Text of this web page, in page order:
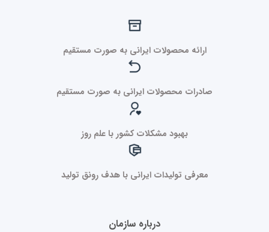
ارائه محصولات ایرانی به صورت مستقیم
صادرات محصولات ایرانی به صورت مستقیم
بهبود مشکلات کشور با علم روز
معرفی تولیدات ایرانی با هدف رونق تولید
درباره سازمان